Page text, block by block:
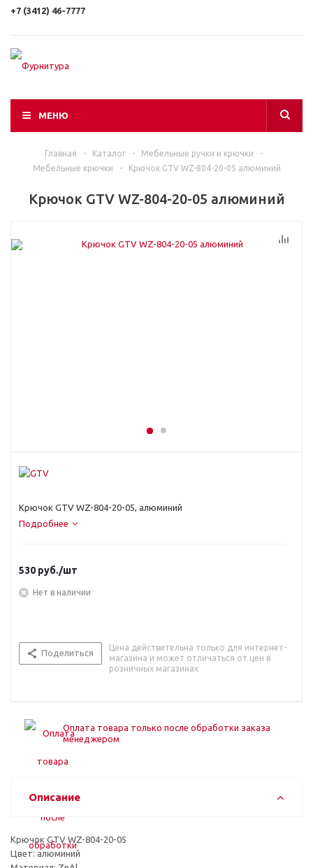
+7 (3412) 46-7777
МЕНЮ
Главная - Каталог - Мебельные ручки и крючки
-
Мебельные крючки
- Крючок GTV WZ-804-20-05 алюминий
Крючок GTV WZ-804-20-05 алюминий
Крючок GTV WZ-804-20-05, алюминий
Подробнее
530 руб./шт
Нет в наличии
Поделиться
Цена действительна только для интернет-
магазина и может отличаться от цен в
розничных магазинах
Оплата товара только после обработки заказа
менеджером
Описание
Крючок GTV WZ-804-20-05
Цвет: алюминий